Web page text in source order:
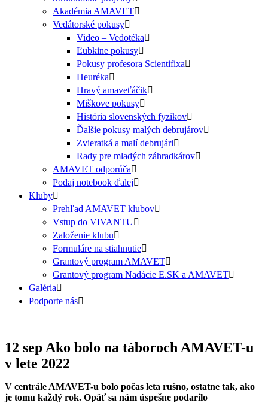
Akadémia AMAVET
Vedátorské pokusy
Video – Vedotéka
Ľubkine pokusy
Pokusy profesora Scientifixa
Heuréka
Hravý amaveťáčik
Miškove pokusy
História slovenských fyzikov
Ďalšie pokusy malých debrujárov
Zvieratká a malí debrujári
Rady pre mladých záhradkárov
AMAVET odporúča
Podaj notebook ďalej
Kluby
Prehľad AMAVET klubov
Vstup do VIVANTU
Založenie klubu
Formuláre na stiahnutie
Grantový program AMAVET
Grantový program Nadácie E.SK a AMAVET
Galéria
Podporte nás
12 sep Ako bolo na táboroch AMAVET-u
v lete 2022
V centrále AMAVET-u bolo počas leta rušno, ostatne tak, ako
je tomu každý rok. Opäť sa nám úspešne podarilo